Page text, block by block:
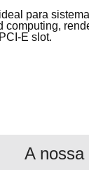
para
E slot.
A nossa